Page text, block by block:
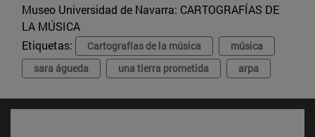
Museo Universidad de Navarra: CARTOGRAFÍAS DE
LA MÚSICA
Etiquetas:
Cartografías de la música
música
sara águeda
una tierra prometida arpa